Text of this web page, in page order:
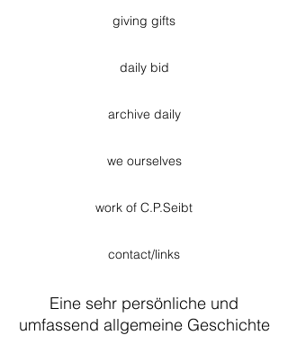
giving gifts
daily bid
archive daily
we ourselves
work of C.P.Seibt
contact/links
Eine sehr persönliche und
umfassend allgemeine Geschichte